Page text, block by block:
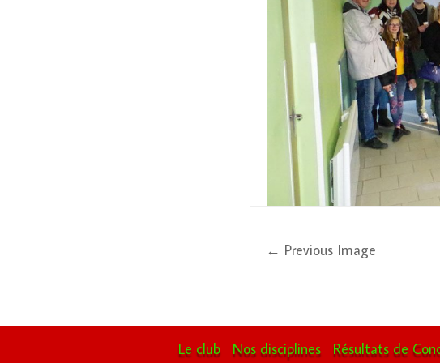
← Previous Image
Le club Nos disciplines Résultats de